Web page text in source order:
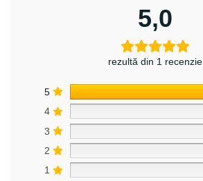
5,0
rezultă din 1 recenzie
5
4
3
2
1